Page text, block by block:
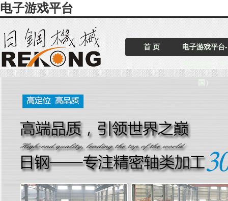
电子游戏平台
首 页 电子游戏平台-
国）